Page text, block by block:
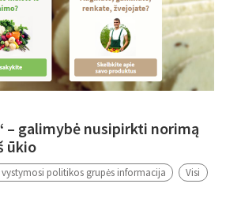
– galimybė nusipirkti norimą
ūkio
politikos grupės informacija Visi